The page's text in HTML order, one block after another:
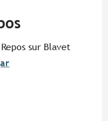
sur Blavet